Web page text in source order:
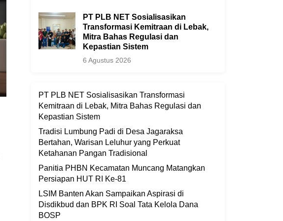
PT PLB NET Sosialisasikan
Transformasi Kemitraan di Lebak,
Mitra Bahas Regulasi dan
Kepastian Sistem
6 Agustus 2026
PT PLB NET Sosialisasikan Transformasi
Kemitraan di Lebak, Mitra Bahas Regulasi dan
Kepastian Sistem
Tradisi Lumbung Padi di Desa Jagaraksa
Bertahan, Warisan Leluhur yang Perkuat
Ketahanan Pangan Tradisional
Panitia PHBN Kecamatan Muncang Matangkan
Persiapan HUT RI Ke-81
LSIM Banten Akan Sampaikan Aspirasi di
Disdikbud dan BPK RI Soal Tata Kelola Dana
BOSP